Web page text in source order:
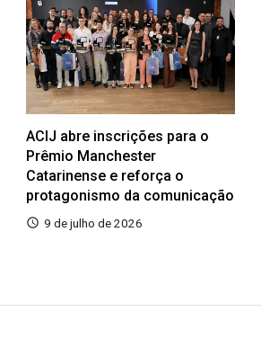
ACIJ abre inscrições para o
Prêmio Manchester
Catarinense e reforça o
protagonismo da comunicação
9 de julho de 2026